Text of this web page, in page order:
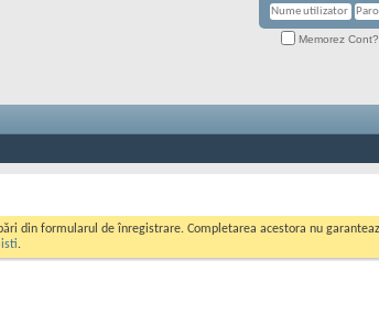
Memorez Cont?
din formularul de înregistrare. Completarea acestora nu
.